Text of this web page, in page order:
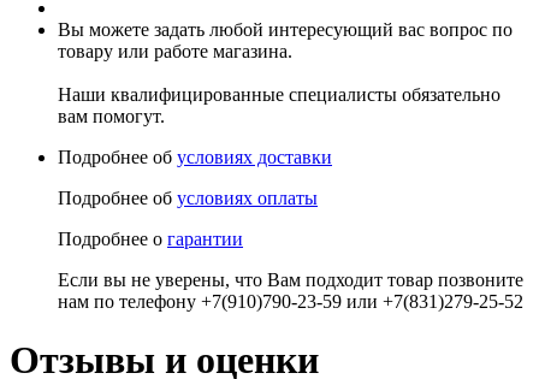
Вы можете задать любой интересующий вас вопрос по
товару или работе магазина.
Наши квалифицированные специалисты обязательно
вам помогут.
Подробнее об условиях доставки
Подробнее об условиях оплаты
Подробнее о гарантии
Если вы не уверены, что Вам подходит товар позвоните
нам по телефону +7(910)790-23-59 или +7(831)279-25-52
Отзывы и оценки